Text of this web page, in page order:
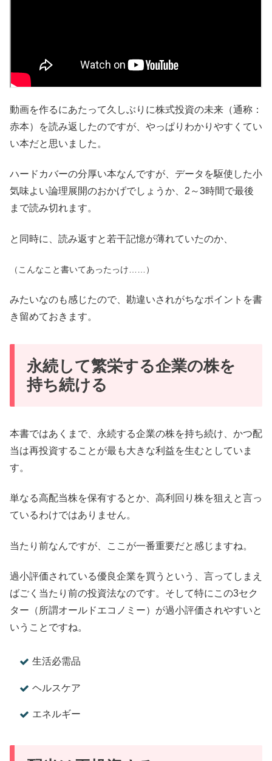
動画を作るにあたって久しぶりに株式投資の未来（通称：
赤本）を読み返したのですが、やっぱりわかりやすくてい
い本だと思いました。
ハードカバーの分厚い本なんですが、データを駆使した小
気味よい論理展開のおかげでしょうか、2～3時間で最後
まで読み切れます。
と同時に、読み返すと若干記憶が薄れていたのか、
（こんなこと書いてあったっけ……）
みたいなのも感じたので、勘違いされがちなポイントを書
き留めておきます。
永続して繁栄する企業の株を
持ち続ける
本書ではあくまで、永続する企業の株を持ち続け、かつ配
当は再投資することが最も大きな利益を生むとしていま
す。
単なる高配当株を保有するとか、高利回り株を狙えと言っ
ているわけではありません。
当たり前なんですが、ここが一番重要だと感じますね。
過小評価されている優良企業を買うという、言ってしまえ
ばごく当たり前の投資法なのです。そして特にこの3セク
ター（所謂オールドエコノミー）が過小評価されやすいと
いうことですね。
生活必需品
ヘルスケア
エネルギー